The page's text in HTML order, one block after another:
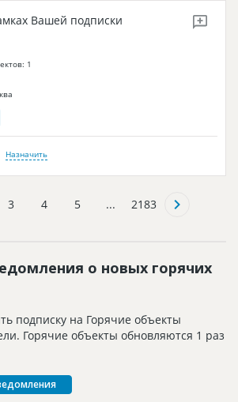
Вашей подписки
1
Назначить
3 4 5 ... 2183
о новых горячих
подписку на Горячие объекты
Горячие объекты обновляются 1 раз